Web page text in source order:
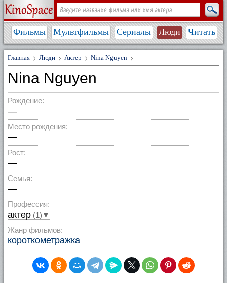
Фильмы Мультфильмы Сериалы Люди Читать
Главная Люди Актер Nina Nguyen
Nina Nguyen
Рождение:
—
Место рождения:
—
Рост:
—
Семья:
—
Профессия:
актер (1)▼
Жанр фильмов:
короткометражка